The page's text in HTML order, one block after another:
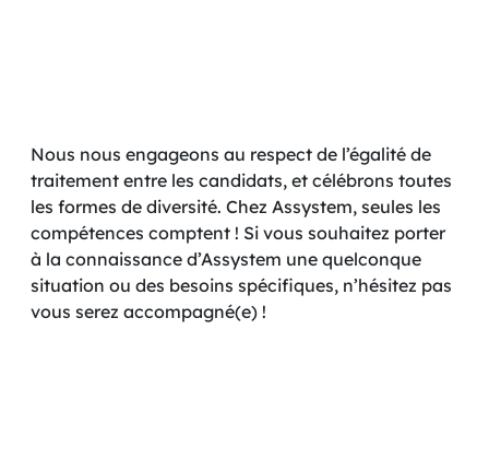
Nous nous engageons au respect de l’égalité de
traitement entre les candidats, et célébrons toutes
les formes de diversité. Chez Assystem, seules les
compétences comptent ! Si vous souhaitez porter
à la connaissance d’Assystem une quelconque
situation ou des besoins spécifiques, n’hésitez pas
vous serez accompagné(e) !